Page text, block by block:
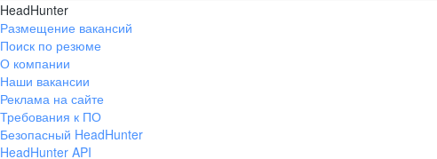
HeadHunter
Размещение вакансий
Поиск по резюме
О компании
Наши вакансии
Реклама на сайте
Требования к ПО
Безопасный HeadHunter
HeadHunter API